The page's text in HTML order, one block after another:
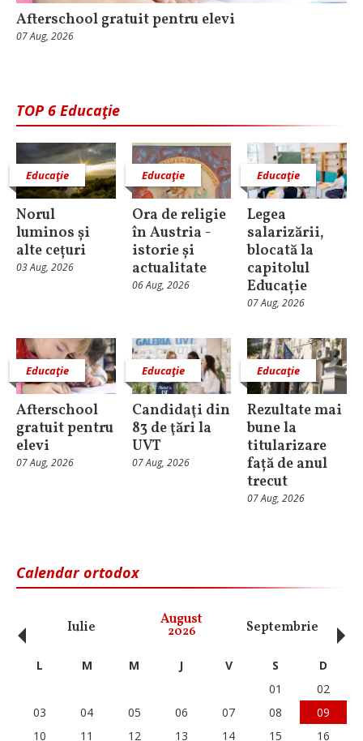
Afterschool gratuit pentru elevi
07 Aug, 2026
TOP 6 Educaţie
Educaţie
Norul
luminos și
alte cețuri
03 Aug, 2026
Educaţie
Ora de religie
în Austria -
istorie și
actualitate
06 Aug, 2026
Educaţie
Legea
salarizării,
blocată la
capitolul
Educație
07 Aug, 2026
Educaţie
Afterschool
gratuit pentru
elevi
07 Aug, 2026
Educaţie
Candidaţi din
83 de ţări la
UVT
07 Aug, 2026
Educaţie
Rezultate mai
bune la
titularizare
față de anul
trecut
07 Aug, 2026
Calendar ortodox
Iulie August
2026 Septembrie
‹ L M M J V S
D
01
02
03
04 05 06 07 08
09
10
11 12 13 14 15 16